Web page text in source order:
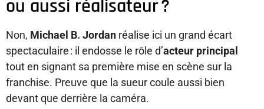
ou aussi réalisateur ?
Non, Michael B. Jordan réalise ici un grand écart
spectaculaire : il endosse le rôle d’acteur principal
tout en signant sa première mise en scène sur la
franchise. Preuve que la sueur coule aussi bien
devant que derrière la caméra.